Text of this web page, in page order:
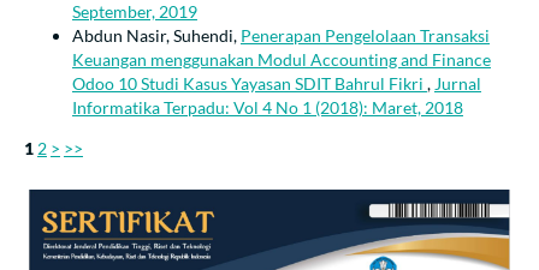
September, 2019
Abdun Nasir, Suhendi, Penerapan Pengelolaan Transaksi
Keuangan menggunakan Modul Accounting and Finance
Odoo 10 Studi Kasus Yayasan SDIT Bahrul Fikri , Jurnal
Informatika Terpadu: Vol 4 No 1 (2018): Maret, 2018
1 2 > >>